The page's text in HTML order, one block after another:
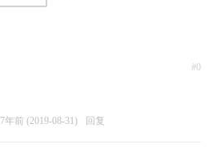
#0
7年前 (2019-08-31) 回复